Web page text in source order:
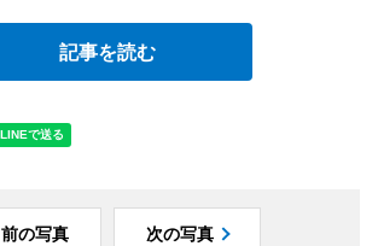
記事を読む
前の写真 次の写真